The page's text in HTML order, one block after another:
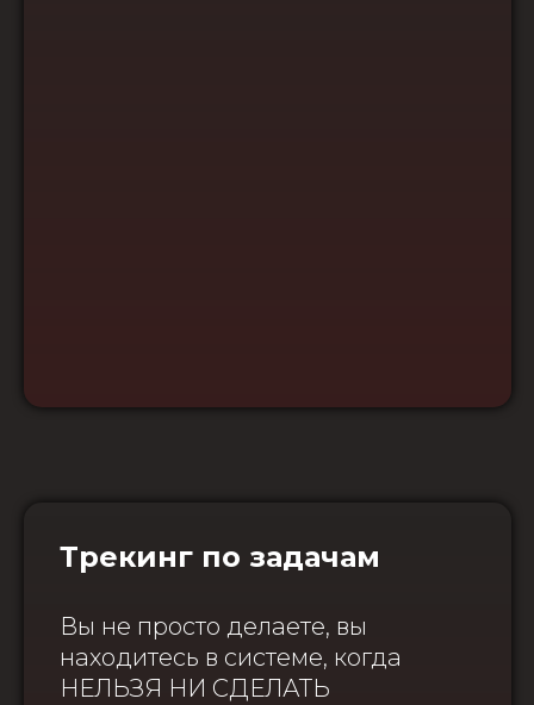
Трекинг по задачам
Вы не просто делаете, вы
находитесь в системе, когда
НЕЛЬЗЯ НИ СДЕЛАТЬ